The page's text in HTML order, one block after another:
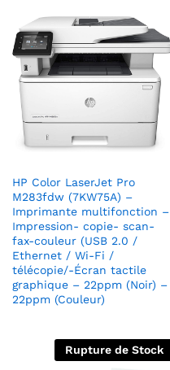
HP Color LaserJet Pro
M283fdw (7KW75A) –
Imprimante multifonction –
Impression- copie- scan-
fax-couleur (USB 2.0 /
Ethernet / Wi-Fi /
télécopie/-Écran tactile
graphique – 22ppm (Noir) –
22ppm (Couleur)
Rupture de Stock